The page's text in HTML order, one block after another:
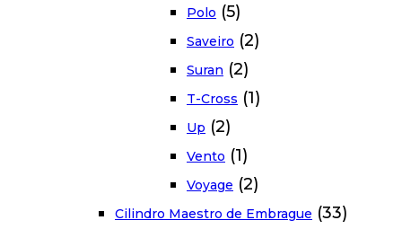
Polo (5)
Saveiro (2)
Suran (2)
T-Cross (1)
Up (2)
Vento (1)
Voyage (2)
Cilindro Maestro de Embrague (33)